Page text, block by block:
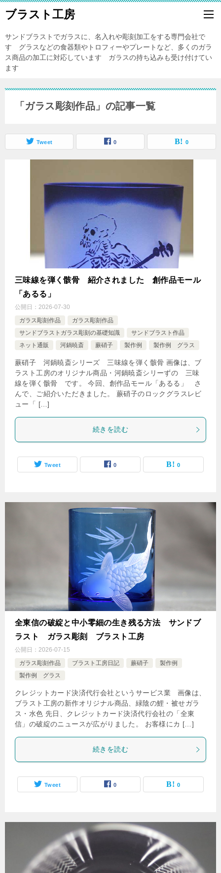
ブラスト工房
サンドブラストでガラスに、名入れや彫刻加工をする専門会社で
す グラスなどの食器類やトロフィーやプレートなど、多くのガラ
ス商品の加工に対応しています ガラスの持ち込みも受け付けてい
ます
「ガラス彫刻作品」の記事一覧
Tweet 0 0
三味線を弾く骸骨 紹介されました 創作品モール
「あるる」
公開日： 2026-07-30
ガラス彫刻作品
ガラス彫刻作品
サンドブラストガラス彫刻の基礎知識
サンドブラスト作品
ネット通販
河鍋暁斎 蕨硝子 製作例 製作例 グラス
蕨硝子 河鍋暁斎シリーズ 三味線を弾く骸骨 画像は、ブ
ラスト工房のオリジナル商品・河鍋暁斎シリーずの 三味
線を弾く骸骨 です。 今回、創作品モール「あるる」 さ
んで、ご紹介いただきました。 蕨硝子のロックグラスレビ
ュー「 […]
続きを読む
Tweet 0 0
全東信の破綻と中小零細の生き残る方法 サンドブ
ラスト ガラス彫刻 ブラスト工房
公開日： 2026-07-15
ガラス彫刻作品
ブラスト工房日記 蕨硝子
製作例
製作例 グラス
クレジットカード決済代行会社というサービス業 画像は、
ブラスト工房の新作オリジナル商品、緑陰の鯉・被せガラ
ス・水色 先日、クレジットカード決済代行会社の「全東
信」の破綻のニュースが広がりました。 お客様にカ […]
続きを読む
Tweet 0 0